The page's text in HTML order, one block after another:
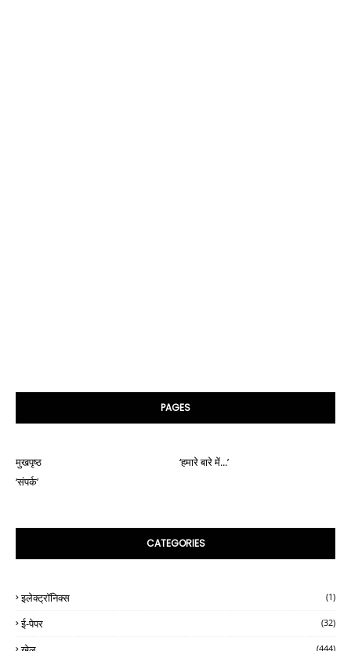
PAGES
मुखपृष्ठ
‘हमारे बारे में...’
‘संपर्क’
CATEGORIES
इलेक्ट्रॉनिक्स (1)
ई-पेपर (32)
(444)